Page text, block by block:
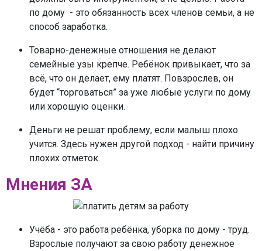
по дому - это обязанность всех членов семьи, а не
способ заработка.
Товарно-денежные отношения не делают
семейные узы крепче. Ребёнок привыкает, что за
всё, что он делает, ему платят. Повзрослев, он
будет “торговаться” за уже любые услуги по дому
или хорошую оценки.
Деньги не решат проблему, если малыш плохо
учится. Здесь нужен другой подход - найти причину
плохих отметок.
Мнения ЗА
Учёба - это работа ребёнка, уборка по дому - труд.
Взрослые получают за свою работу денежное